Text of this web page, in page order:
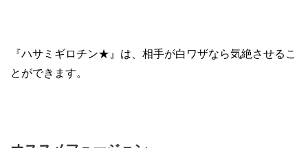
『ハサミギロチン★』は、相手が白ワザなら気絶させるこ
とができます。